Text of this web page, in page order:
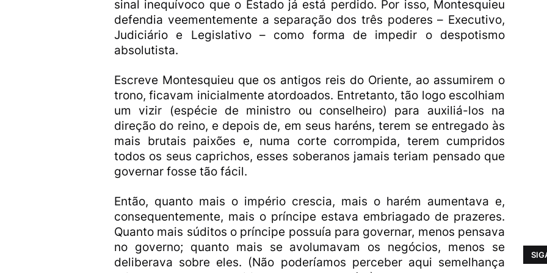
sinal inequívoco que o Estado já está perdido. Por isso, Montesquieu
defendia veementemente a separação dos três poderes – Executivo,
Judiciário e Legislativo – como forma de impedir o despotismo
absolutista.
Escreve Montesquieu que os antigos reis do Oriente, ao assumirem o
trono, ficavam inicialmente atordoados. Entretanto, tão logo escolhiam
um vizir (espécie de ministro ou conselheiro) para auxiliá-los na
direção do reino, e depois de, em seus haréns, terem se entregado às
mais brutais paixões e, numa corte corrompida, terem cumpridos
todos os seus caprichos, esses soberanos jamais teriam pensado que
governar fosse tão fácil.
Então, quanto mais o império crescia, mais o harém aumentava e,
consequentemente, mais o príncipe estava embriagado de prazeres.
Quanto mais súditos o príncipe possuía para governar, menos pensava
no governo; quanto mais se avolumavam os negócios, menos se
deliberava sobre eles. (Não poderíamos perceber aqui semelhança